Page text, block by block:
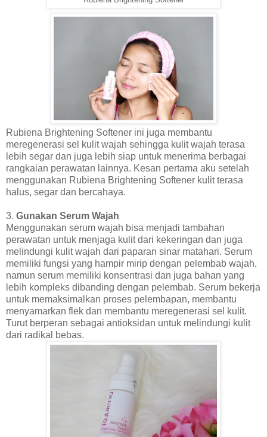
Rubiena Brightening Softener ini juga membantu
meregenerasi sel kulit wajah sehingga kulit wajah terasa
lebih segar dan juga lebih siap untuk menerima berbagai
rangkaian perawatan lainnya. Kesan pertama aku setelah
menggunakan Rubiena Brightening Softener kulit terasa
halus, segar dan bercahaya.
3. Gunakan Serum Wajah
Menggunakan serum wajah bisa menjadi tambahan
perawatan untuk menjaga kulit dari kekeringan dan juga
melindungi kulit wajah dari paparan sinar matahari. Serum
memiliki fungsi yang hampir mirip dengan pelembab wajah,
namun serum memiliki konsentrasi dan juga bahan yang
lebih kompleks dibanding dengan pelembab. Serum bekerja
untuk memaksimalkan proses pelembapan, membantu
menyamarkan flek dan membantu meregenerasi sel kulit.
Turut berperan sebagai antioksidan untuk melindungi kulit
dari radikal bebas.